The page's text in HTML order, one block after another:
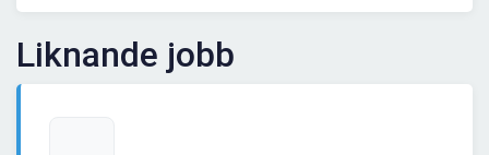
Liknande jobb